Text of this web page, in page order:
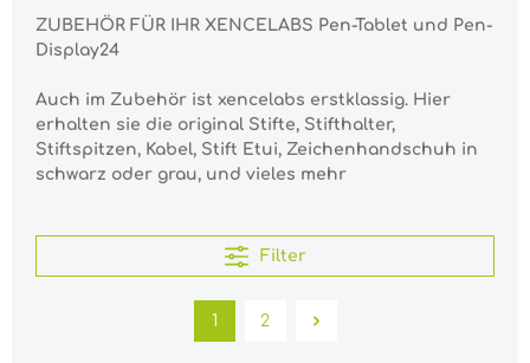
ZUBEHÖR FÜR IHR XENCELABS Pen-Tablet und Pen-
Display24
Auch im Zubehör ist xencelabs erstklassig. Hier
erhalten sie die original Stifte, Stifthalter,
Stiftspitzen, Kabel, Stift Etui, Zeichenhandschuh in
schwarz oder grau, und vieles mehr
Filter
1 2